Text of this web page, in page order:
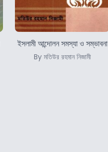
ইসলামী আন্দোলন সমস্যা ও সম্ভাবনা
By মতিউর রহমান নিজামী